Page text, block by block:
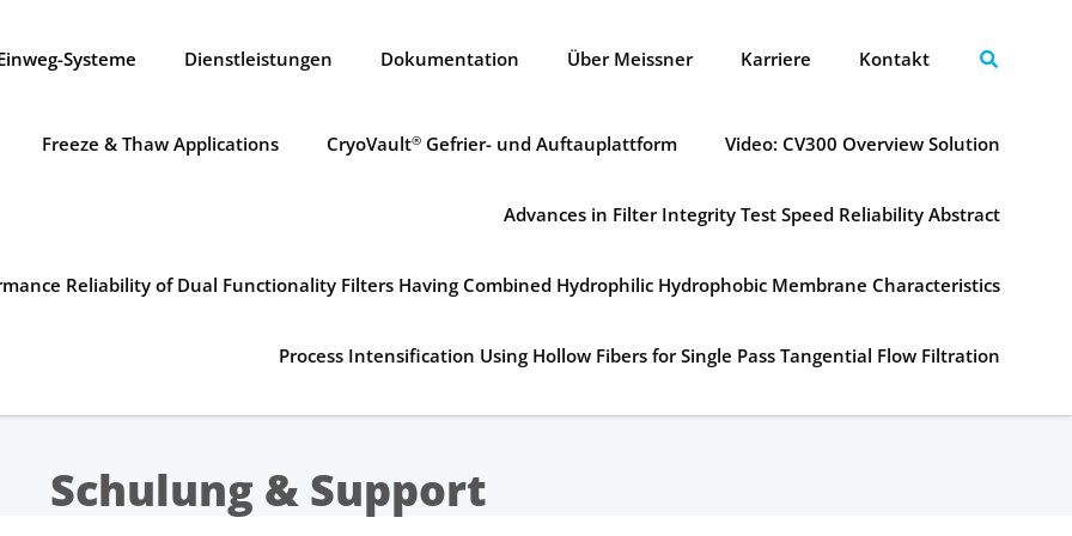
Systeme Dienstleistungen Dokumentation Über Meissner Karriere Kontakt
Freeze & Thaw Applications CryoVault® Gefrier- und Auftauplattform Video: CV300 Overview Solution
Advances in Filter Integrity Test Speed Reliability Abstract
Reliability of Dual Functionality Filters Having Combined Hydrophilic Hydrophobic Membrane Characteristics
Process Intensification Using Hollow Fibers for Single Pass Tangential Flow Filtration
Schulung & Support